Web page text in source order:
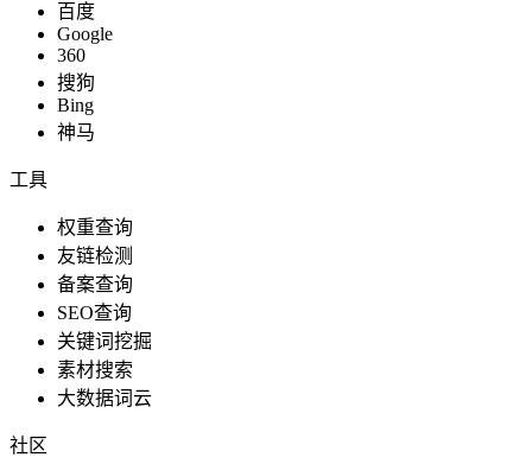
百度
Google
360
搜狗
Bing
神马
工具
权重查询
友链检测
备案查询
SEO查询
关键词挖掘
素材搜索
大数据词云
社区